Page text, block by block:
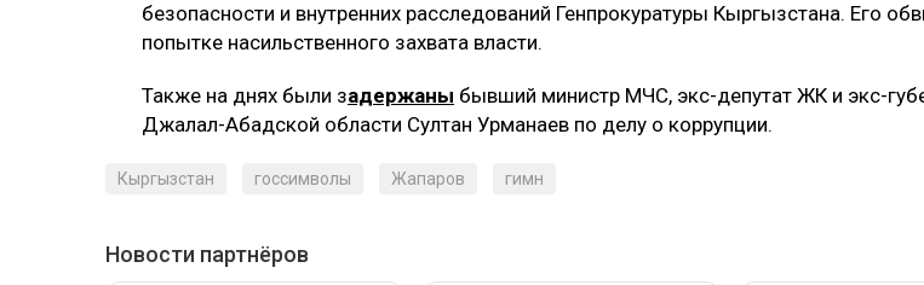
безопасности и внутренних расследований Генпрокуратуры Кыргызстана. Его
попытке насильственного захвата власти.
Также на днях были задержаны бывший министр МЧС, экс-депутат ЖК и экс-
Джалал-Абадской области Султан Урманаев по делу о коррупции.
Кыргызстан госсимволы Жапаров гимн